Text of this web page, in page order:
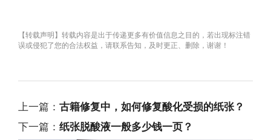
【转载声明】转载内容是出于传递更多有价值信息之目的，若出现标注错
误或侵犯了您的合法权益，请联系告知，及时更正、删除，谢谢！
上一篇： 古籍修复中，如何修复酸化受损的纸张？
下一篇： 纸张脱酸液一般多少钱一页？